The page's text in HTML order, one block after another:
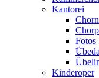
Kantorei
Fotos
Kinderoper